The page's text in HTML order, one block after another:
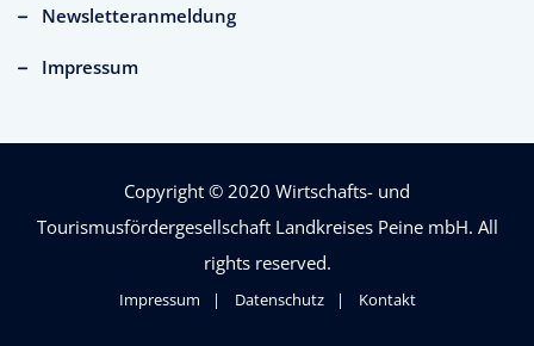
Newsletteranmeldung
Impressum
Copyright © 2020 Wirtschafts- und
Tourismusfördergesellschaft Landkreises Peine mbH. All
rights reserved.
Impressum Datenschutz Kontakt